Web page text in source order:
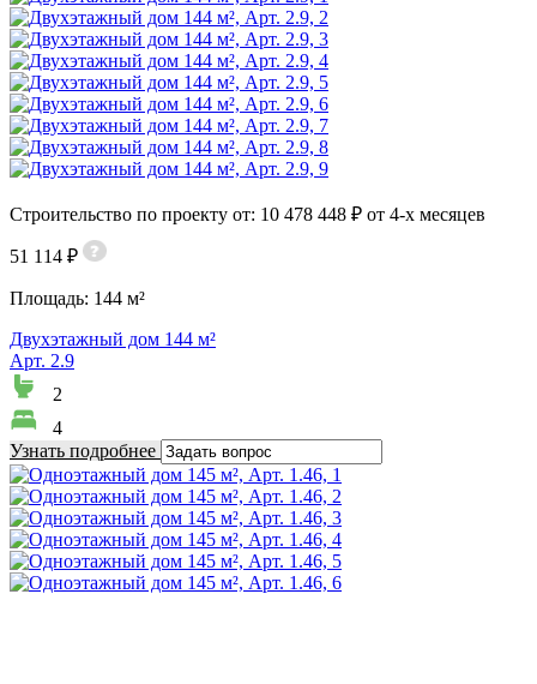
Строительство по проекту от: 10 478 448 ₽ от 4-х месяцев
51 114 ₽
Площадь: 144 м²
Двухэтажный дом 144 м²
Арт. 2.9
2
4
Узнать подробнее